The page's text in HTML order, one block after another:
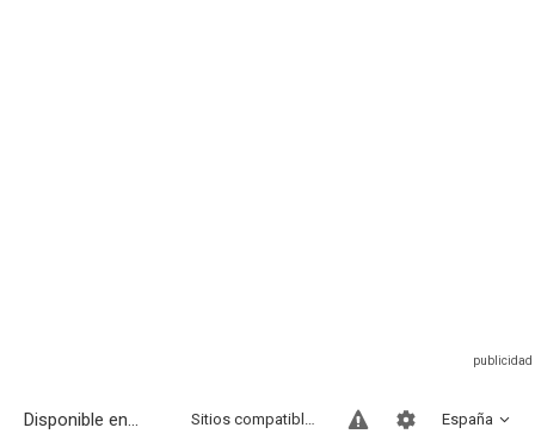
Disponible en... España
Sitios compatibles